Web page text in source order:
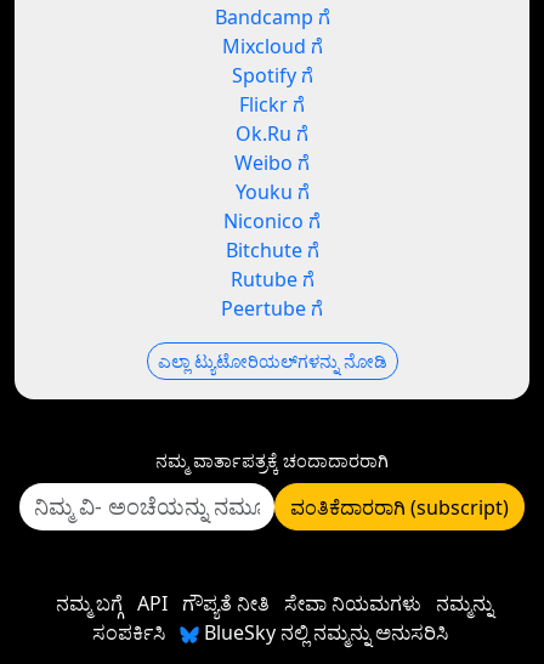
Bandcamp ಗೆ
Mixcloud ಗೆ
Spotify ಗೆ
Flickr ಗೆ
Ok.Ru ಗೆ
Weibo ಗೆ
Youku ಗೆ
Niconico ಗೆ
Bitchute ಗೆ
Rutube ಗೆ
Peertube ಗೆ
ಎಲ್ಲಾ ಟ್ಯುಟೋರಿಯಲ್‌ಗಳನ್ನು ನೋಡಿ
ನಮ್ಮ ವಾರ್ತಾಪತ್ರಕ್ಕೆ ಚಂದಾದಾರರಾಗಿ
ವಂತಿಕೆದಾರರಾಗಿ (subscript)
ನಮ್ಮ ಬಗ್ಗೆ API ಗೌಪ್ಯತೆ ನೀತಿ ಸೇವಾ ನಿಯಮಗಳು ನಮ್ಮನ್ನು
ಸಂಪರ್ಕಿಸಿ
BlueSky ನಲ್ಲಿ ನಮ್ಮನ್ನು ಅನುಸರಿಸಿ